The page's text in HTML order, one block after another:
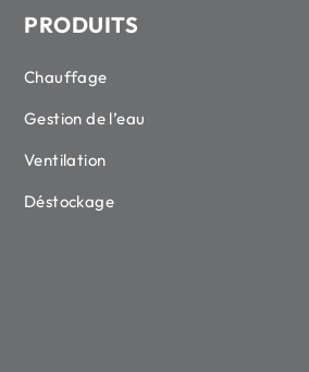
PRODUITS
Chauffage
Gestion de l’eau
Ventilation
Déstockage